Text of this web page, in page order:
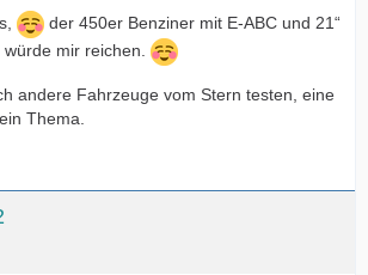
der 450er Benziner mit E-ABC und 21“
mir reichen.
andere Fahrzeuge vom Stern testen, eine
Thema.